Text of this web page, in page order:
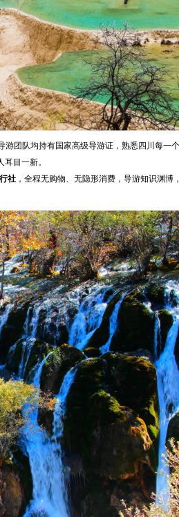
游团队均持有国家高级导游证，熟悉四川每一
目一新。
社 ，全程无购物、无隐形消费，导游知识渊博